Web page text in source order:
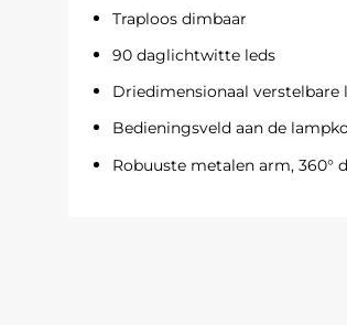
Traploos dimbaar
90 daglichtwitte leds
Driedimensionaal verstelbare
Bedieningsveld aan de
Robuuste metalen arm, 360°